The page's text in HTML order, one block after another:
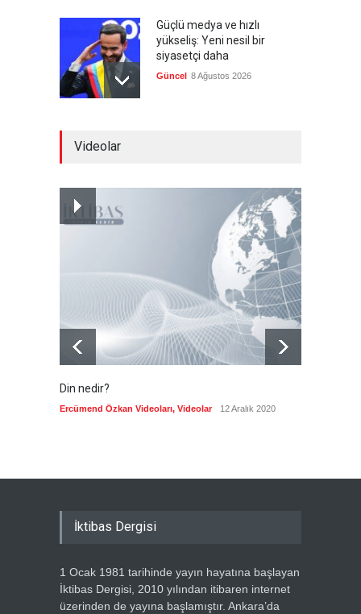
Güçlü medya ve hızlı
yükseliş: Yeni nesil bir
siyasetçi daha
Güncel 8 Ağustos 2026
Kolombiya, solcu Petro'nun
yerine aşırı sağcı Espriella'yı
Güncel 8 Ağustos 2026
Videolar
Din nedir?
Ercümend Özkan Videoları, Videolar 12 Aralık 2020
İktibas Dergisi
1 Ocak 1981 tarihinde yayın hayatına başlayan
İktibas Dergisi, 2010 yılından itibaren internet
üzerinden de yayına başlamıştır. Ankara’da